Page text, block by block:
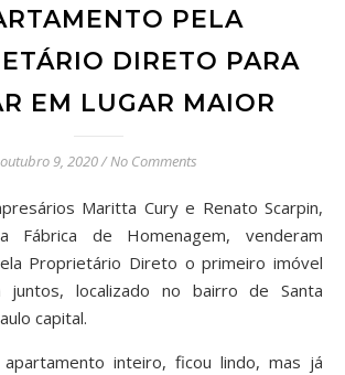
PELA
DIRETO PARA
EM LUGAR MAIOR
outubro 9, 2020/No Comments
Fábrica de Homenagem, venderam
Proprietário Direto o primeiro imóvel
juntos, localizado no bairro de Santa
capital.
apartamento inteiro, ficou lindo, mas já